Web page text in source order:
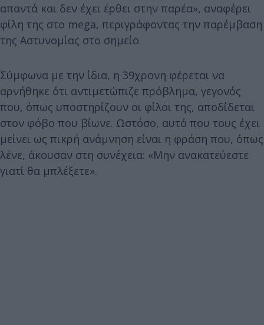
απαντά και δεν έχει έρθει στην παρέα», αναφέρει
φίλη της στο mega, περιγράφοντας την παρέμβαση
της Αστυνομίας στο σημείο.
Σύμφωνα με την ίδια, η 39χρονη φέρεται να
αρνήθηκε ότι αντιμετώπιζε πρόβλημα, γεγονός
που, όπως υποστηρίζουν οι φίλοι της, αποδίδεται
στον φόβο που βίωνε. Ωστόσο, αυτό που τους έχει
μείνει ως πικρή ανάμνηση είναι η φράση που, όπως
λένε, άκουσαν στη συνέχεια: «Μην ανακατεύεστε
γιατί θα μπλέξετε».